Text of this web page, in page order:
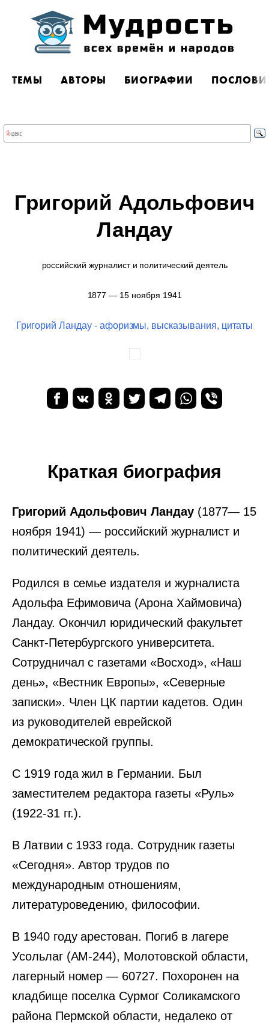
ТЕМЫ АВТОРЫ БИОГРАФИИ
Григорий Адольфович
Ландау
российский журналист и политический деятель
1877 — 15 ноября 1941
Григорий Ландау - афоризмы, высказывания, цитаты
Краткая биография
Григорий Адольфович Ландау(1877— 15
ноября 1941) — российский журналист и
политический деятель.
Родился в семье издателя и журналиста
Адольфа Ефимовича (Арона Хаймовича)
Ландау. Окончил юридический факультет
Санкт-Петербургского университета.
Сотрудничал с газетами «Восход», «Наш
день», «Вестник Европы», «Северные
записки». Член ЦК партии кадетов. Один
из руководителей еврейской
демократической группы.
С 1919 года жил в Германии. Был
заместителем редактора газеты «Руль»
(1922-31 гг.).
В Латвии с 1933 года. Сотрудник газеты
«Сегодня». Автор трудов по
международным отношениям,
литературоведению, философии.
В 1940 году арестован. Погиб в лагере
Усольлаг (АМ-244), Молотовской области,
лагерный номер — 60727. Похоронен на
кладбище поселка Сурмог Соликамского
района Пермской области, недалеко от